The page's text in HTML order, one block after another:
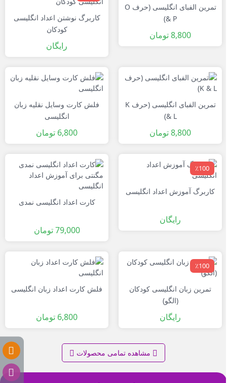
تمرین الفبای انگلیسی (حرف O
& P)
8,800 تومان
کاربرگ نوشتن اعداد انگلیسی
کودکان
رایگان
تمرین الفبای انگلیسی (حرف K
& L)
8,800 تومان
فلش کارت وسایل نقلیه زبان
انگلیسی
6,800 تومان
٪100
کاربرگ آموزش اعداد انگلیسی
رایگان
کارت اعداد انگلیسی نمدی
79,000 تومان
٪100
تمرین زبان انگلیسی کودکان
(الگو)
رایگان
فلش کارت اعداد زبان انگلیسی
6,800 تومان
مشاهده تمامی محصولات